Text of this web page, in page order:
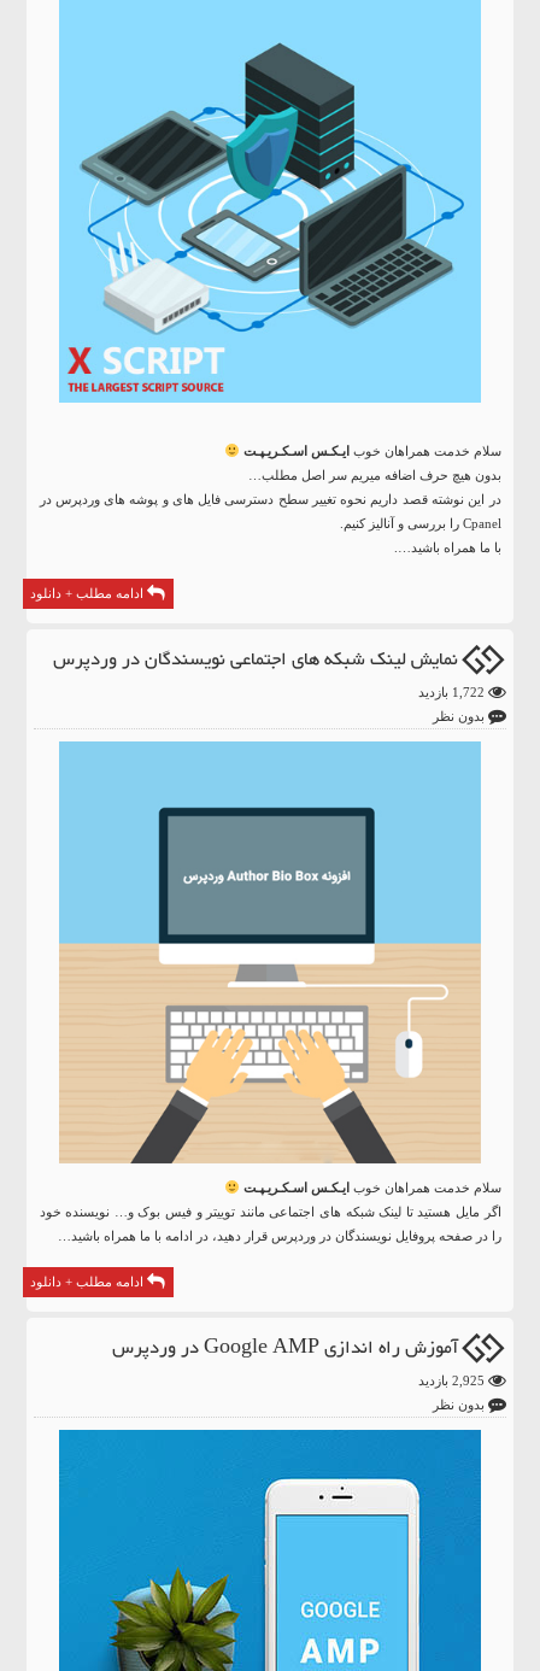
سلام خدمت همراهان خوب ایـکـس اسـکـریـپـت
بدون هیچ حرف اضافه میریم سر اصل مطلب…
در این نوشته قصد داریم نحوه تغییر سطح دسترسی فایل های و پوشه های وردپرس در
Cpanel را بررسی و آنالیز کنیم.
با ما همراه باشید….
ادامه مطلب + دانلود
نمایش لینک شبکه های اجتماعی نویسندگان در وردپرس
بدون نظر
سلام خدمت همراهان خوب ایـکـس اسـکـریـپـت
اگر مایل هستید تا لینک شبکه های اجتماعی مانند توییتر و فیس بوک و… نویسنده خود
را در صفحه پروفایل نویسندگان در وردپرس قرار دهید، در ادامه با ما همراه باشید…
ادامه مطلب + دانلود
آموزش راه اندازی Google AMP در وردپرس
بدون نظر